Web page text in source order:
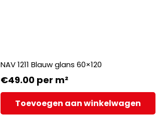
NAV 1211 Blauw glans 60×120
€49.00 per m²
Toevoegen aan winkelwagen